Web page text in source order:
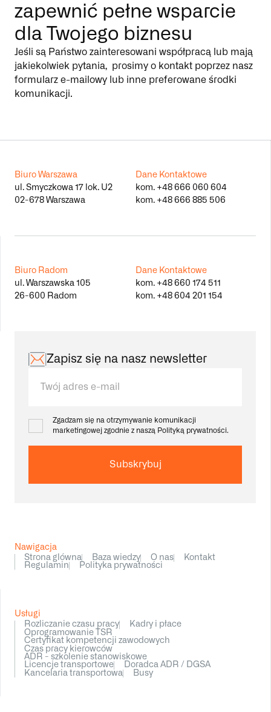
zapewnić pełne wsparcie
dla Twojego biznesu
Jeśli są Państwo zainteresowani współpracą lub mają
jakiekolwiek pytania, prosimy o kontakt poprzez nasz
formularz e-mailowy lub inne preferowane środki
komunikacji.
Biuro Warszawa
ul. Smyczkowa 17 lok. U2
02-678 Warszawa
Dane Kontaktowe
kom. +48 666 060 604
kom. +48 666 885 506
Biuro Radom
ul. Warszawska 105
26-600 Radom
Dane Kontaktowe
kom. +48 660 174 511
kom. +48 604 201 154
Zapisz się na nasz newsletter
Zgadzam się na otrzymywanie komunikacji
marketingowej zgodnie z naszą Polityką prywatności.
Subskrybuj
Nawigacja
Strona glówna
Baza wiedzy O nas
Kontakt
Regulamin
Polityka prywatności
Usługi
Rozliczanie czasu pracy
Kadry i płace
Oprogramowanie TSR
Certyfikat kompetencji zawodowych
Czas pracy kierowców
ADR - szkolenie stanowiskowe
Licencje transportowe
Doradca ADR / DGSA
Kancelaria transportowa
Busy